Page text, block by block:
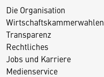
Die Organisation
Wirtschaftskammerwahlen
Transparenz
Rechtliches
Jobs und Karriere
Medienservice